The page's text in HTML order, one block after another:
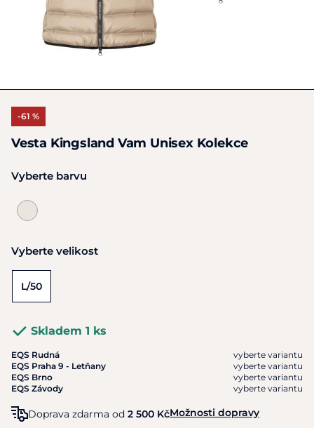
-61 %
Vesta Kingsland Vam Unisex Kolekce
Vyberte barvu
Vyberte velikost
L/50
Skladem 1 ks
EQS Rudná
vyberte variantu
EQS Praha 9 - Letňany
vyberte variantu
EQS Brno
vyberte variantu
EQS Závody
vyberte variantu
Doprava zdarma od 2 500 KčMožnosti dopravy